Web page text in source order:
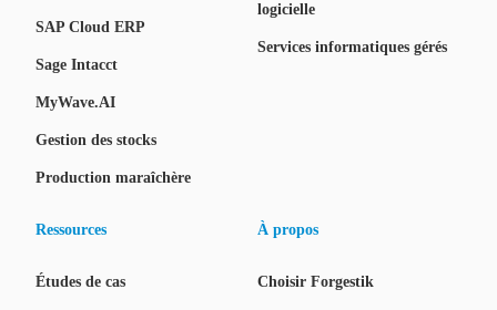
SAP Cloud ERP
Sage Intacct
MyWave.AI
Gestion des stocks
Production maraîchère
logicielle
Services informatiques gérés
Ressources
Études de cas
À propos
Choisir Forgestik